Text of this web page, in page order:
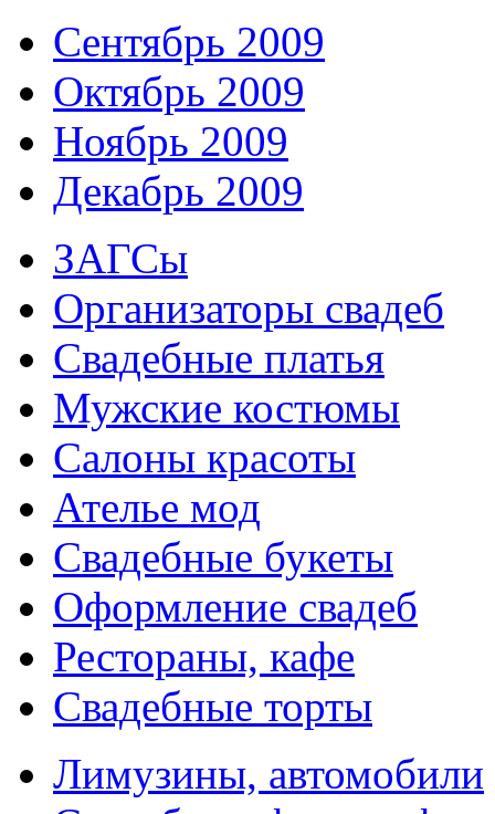
Сентябрь 2009
Октябрь 2009
Ноябрь 2009
Декабрь 2009
ЗАГСы
Организаторы свадеб
Свадебные платья
Мужские костюмы
Cалоны красоты
Ателье мод
Свадебные букеты
Оформление свадеб
Рестораны, кафе
Свадебные торты
Лимузины, автомобили